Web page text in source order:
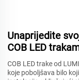
Unaprijedite
COB LED
COB LED trake od
koje poboljšava bilo